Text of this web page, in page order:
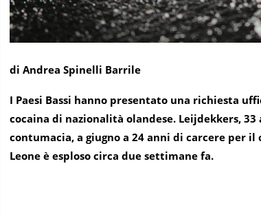
di Andrea Spinelli Barrile
I Paesi Bassi hanno presentato una richiesta
cocaina di nazionalità olandese. Leijdekkers,
contumacia, a giugno a 24 anni di carcere per
Leone è esploso circa due settimane fa.